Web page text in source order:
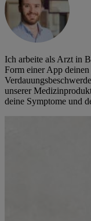
Ich arbeite als Arzt in
Form einer App
unserer
deine Symptome und